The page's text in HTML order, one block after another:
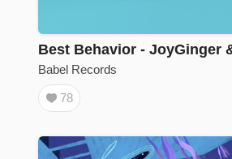
Babel Records
78